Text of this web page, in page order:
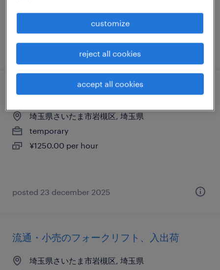
¥1300.00 per hour
posted 24 september 2025
食料品の仕分け・ピッキング・梱包
埼玉県さいたま市岩槻区, 埼玉県
temporary
¥1250.00 per hour
posted 23 december 2025
流通・小売のフォークリフト、入出荷
埼玉県さいたま市岩槻区, 埼玉県
customize
reject all cookies
accept all cookies